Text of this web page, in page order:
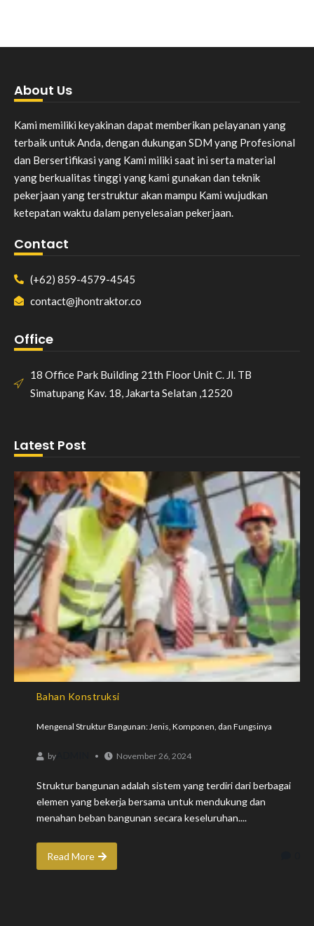
About Us
Kami memiliki keyakinan dapat memberikan pelayanan yang
terbaik untuk Anda, dengan dukungan SDM yang Profesional
dan Bersertifikasi yang Kami miliki saat ini serta material
yang berkualitas tinggi yang kami gunakan dan teknik
pekerjaan yang terstruktur akan mampu Kami wujudkan
ketepatan waktu dalam penyelesaian pekerjaan.
Contact
(+62) 859-4579-4545
contact@jhontraktor.co
Office
18 Office Park Building 21th Floor Unit C. Jl. TB
Simatupang Kav. 18, Jakarta Selatan ,12520
Latest Post
Bahan Konstruksi
Mengenal Struktur Bangunan: Jenis, Komponen, dan Fungsinya
by November 26, 2024
Struktur bangunan adalah sistem yang terdiri dari berbagai
elemen yang bekerja bersama untuk mendukung dan
menahan beban bangunan secara keseluruhan....
Read More